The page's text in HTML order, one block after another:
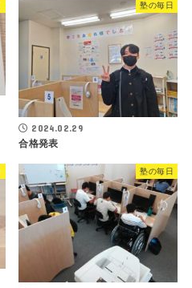
塾の毎日
2024.02.29
合格発表
塾の毎日